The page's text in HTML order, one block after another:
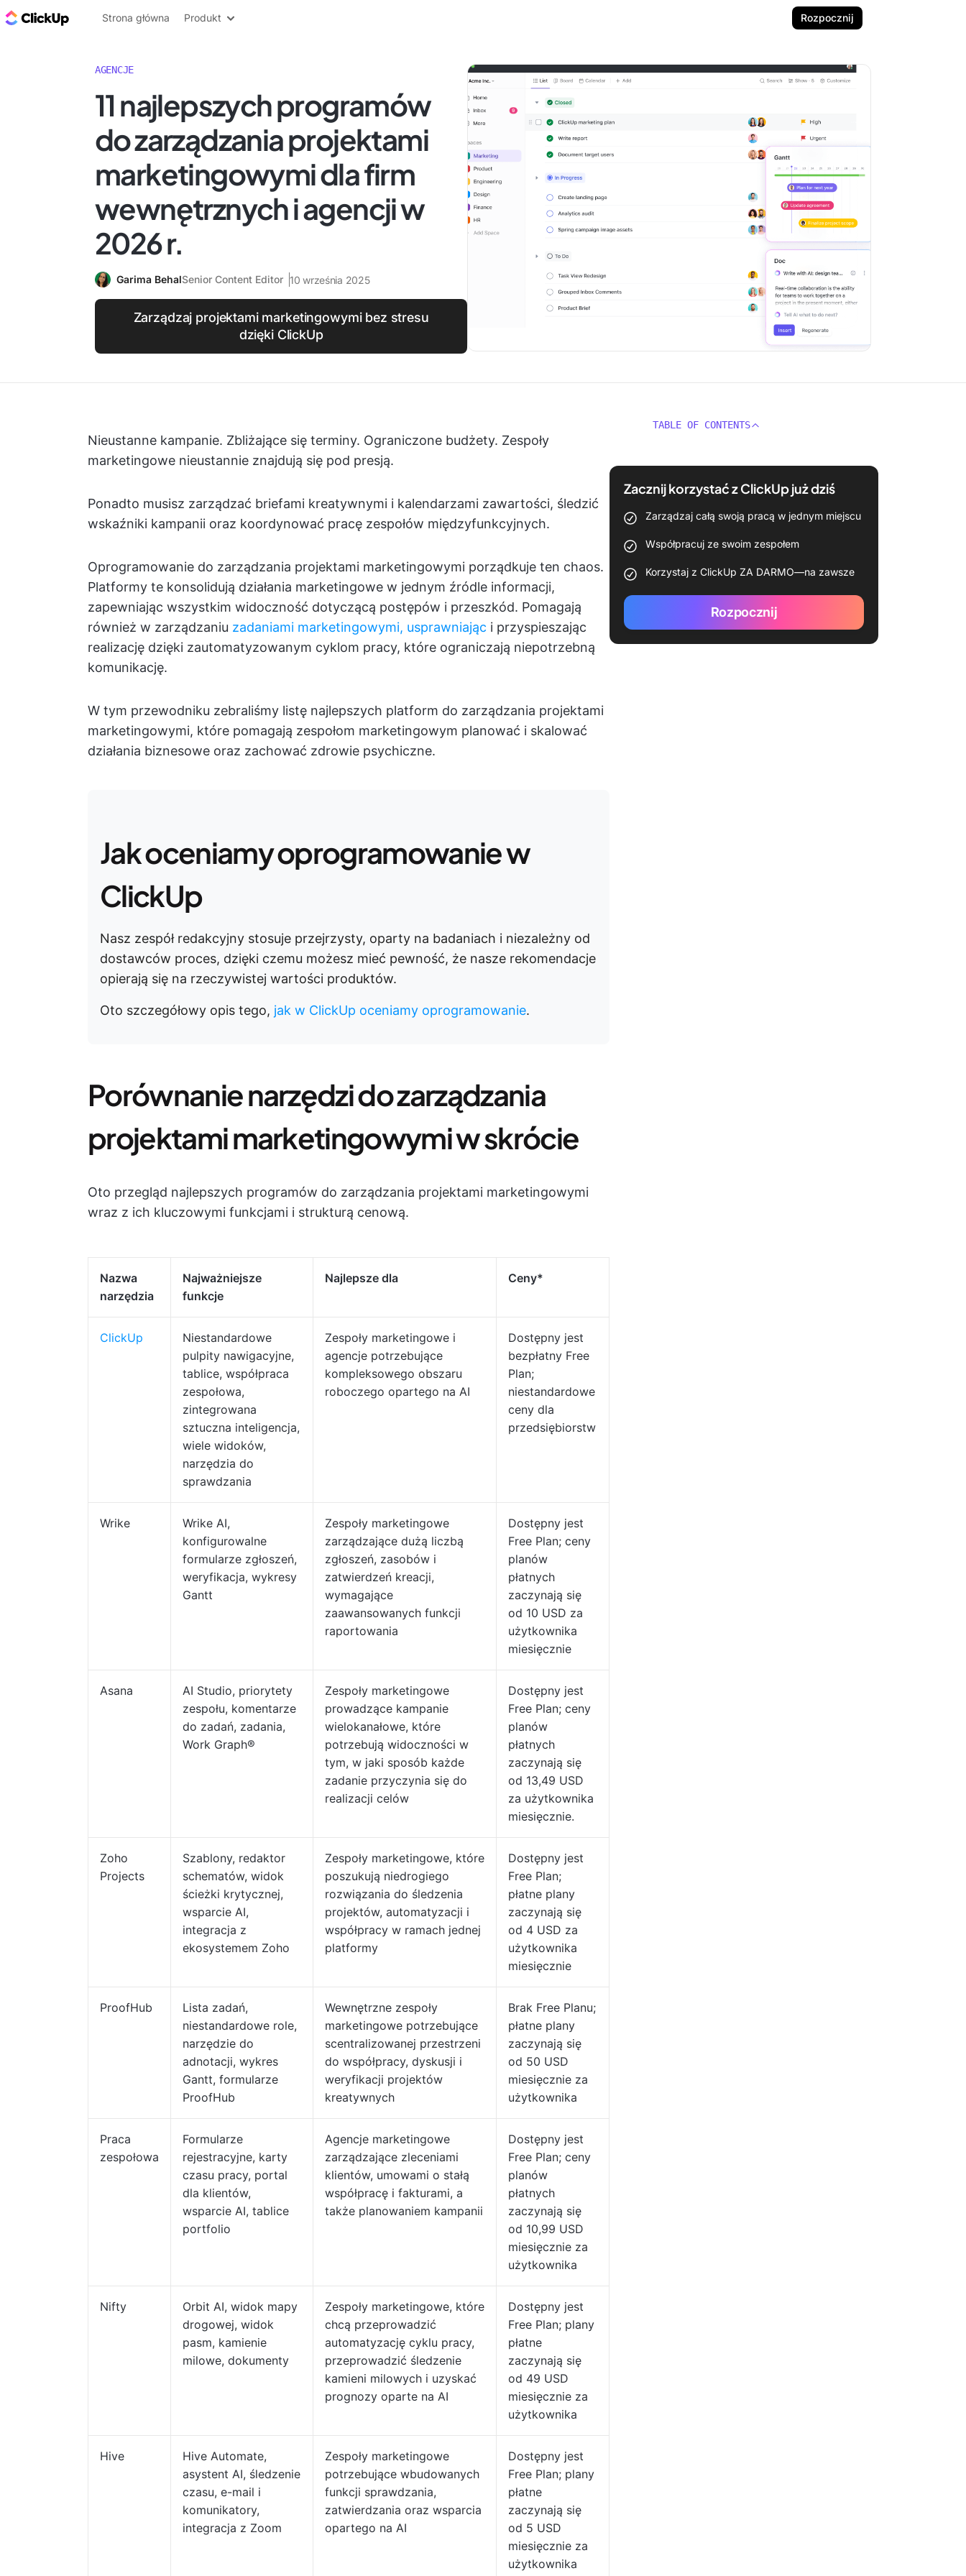
ClickUp Blog
Strona główna Produkt Rozpocznij
AGENCJE
11 najlepszych programów
do zarządzania projektami
marketingowymi dla firm
wewnętrznych i agencji w
2026 r.
Garima BehalSenior Content Editor 10 września 2025
Zarządzaj projektami marketingowymi bez stresu
dzięki ClickUp
Nieustanne kampanie. Zbliżające się terminy. Ograniczone budżety. Zespoły
marketingowe nieustannie znajdują się pod presją.
Ponadto musisz zarządzać briefami kreatywnymi i kalendarzami zawartości, śledzić
wskaźniki kampanii oraz koordynować pracę zespołów międzyfunkcyjnych.
Oprogramowanie do zarządzania projektami marketingowymi porządkuje ten chaos.
Platformy te konsolidują działania marketingowe w jednym źródle informacji,
zapewniając wszystkim widoczność dotyczącą postępów i przeszkód. Pomagają
również w zarządzaniu zadaniami marketingowymi, usprawniając i przyspieszając
realizację dzięki zautomatyzowanym cyklom pracy, które ograniczają niepotrzebną
komunikację.
W tym przewodniku zebraliśmy listę najlepszych platform do zarządzania projektami
marketingowymi, które pomagają zespołom marketingowym planować i skalować
działania biznesowe oraz zachować zdrowie psychiczne.
Jak oceniamy oprogramowanie w
ClickUp
Nasz zespół redakcyjny stosuje przejrzysty, oparty na badaniach i niezależny od
dostawców proces, dzięki czemu możesz mieć pewność, że nasze rekomendacje
opierają się na rzeczywistej wartości produktów.
Oto szczegółowy opis tego, jak w ClickUp oceniamy oprogramowanie.
Porównanie narzędzi do zarządzania
projektami marketingowymi w skrócie
Oto przegląd najlepszych programów do zarządzania projektami marketingowymi
wraz z ich kluczowymi funkcjami i strukturą cenową.
Nazwa
narzędzia
Najważniejsze
funkcje
Najlepsze dla Ceny*
ClickUp
Niestandardowe
pulpity nawigacyjne,
tablice, współpraca
zespołowa,
zintegrowana
sztuczna inteligencja,
wiele widoków,
narzędzia do
sprawdzania
Zespoły marketingowe i
agencje potrzebujące
kompleksowego obszaru
roboczego opartego na AI
Dostępny jest
bezpłatny Free
Plan;
niestandardowe
ceny dla
przedsiębiorstw
Wrike
Wrike AI,
konfigurowalne
formularze zgłoszeń,
weryfikacja, wykresy
Gantt
Zespoły marketingowe
zarządzające dużą liczbą
zgłoszeń, zasobów i
zatwierdzeń kreacji,
wymagające
zaawansowanych funkcji
raportowania
Dostępny jest
Free Plan; ceny
planów
płatnych
zaczynają się
od 10 USD za
użytkownika
miesięcznie
Asana
AI Studio, priorytety
zespołu, komentarze
do zadań, zadania,
Work Graph®
Zespoły marketingowe
prowadzące kampanie
wielokanałowe, które
potrzebują widoczności w
tym, w jaki sposób każde
zadanie przyczynia się do
realizacji celów
Dostępny jest
Free Plan; ceny
planów
płatnych
zaczynają się
od 13,49 USD
za użytkownika
miesięcznie.
Zoho
Projects
Szablony, redaktor
schematów, widok
ścieżki krytycznej,
wsparcie AI,
integracja z
ekosystemem Zoho
Zespoły marketingowe, które
poszukują niedrogiego
rozwiązania do śledzenia
projektów, automatyzacji i
współpracy w ramach jednej
platformy
Dostępny jest
Free Plan;
płatne plany
zaczynają się
od 4 USD za
użytkownika
miesięcznie
ProofHub
Lista zadań,
niestandardowe role,
narzędzie do
adnotacji, wykres
Gantt, formularze
ProofHub
Wewnętrzne zespoły
marketingowe potrzebujące
scentralizowanej przestrzeni
do współpracy, dyskusji i
weryfikacji projektów
kreatywnych
Brak Free Planu;
płatne plany
zaczynają się
od 50 USD
miesięcznie za
użytkownika
Praca
zespołowa
Formularze
rejestracyjne, karty
czasu pracy, portal
dla klientów,
wsparcie AI, tablice
portfolio
Agencje marketingowe
zarządzające zleceniami
klientów, umowami o stałą
współpracę i fakturami, a
także planowaniem kampanii
Dostępny jest
Free Plan; ceny
planów
płatnych
zaczynają się
od 10,99 USD
miesięcznie za
użytkownika
Nifty
Orbit AI, widok mapy
drogowej, widok
pasm, kamienie
milowe, dokumenty
Zespoły marketingowe, które
chcą przeprowadzić
automatyzację cyklu pracy,
przeprowadzić śledzenie
kamieni milowych i uzyskać
prognozy oparte na AI
Dostępny jest
Free Plan; plany
płatne
zaczynają się
od 49 USD
miesięcznie za
użytkownika
Hive
Hive Automate,
asystent AI, śledzenie
czasu, e-mail i
komunikatory,
integracja z Zoom
Zespoły marketingowe
potrzebujące wbudowanych
funkcji sprawdzania,
zatwierdzania oraz wsparcia
opartego na AI
Dostępny jest
Free Plan; plany
płatne
zaczynają się
od 5 USD
miesięcznie za
użytkownika
TABLE OF CONTENTS
Zacznij korzystać z ClickUp już dziś
Zarządzaj całą swoją pracą w jednym miejscu
Współpracuj ze swoim zespołem
Korzystaj z ClickUp ZA DARMO—na zawsze
Rozpocznij